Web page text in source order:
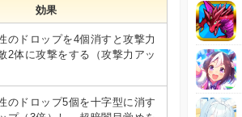
効果
のドロップを4個消すと攻撃力
2体に攻撃をする（攻撃力アッ
のドロップ5個を十字型に消す